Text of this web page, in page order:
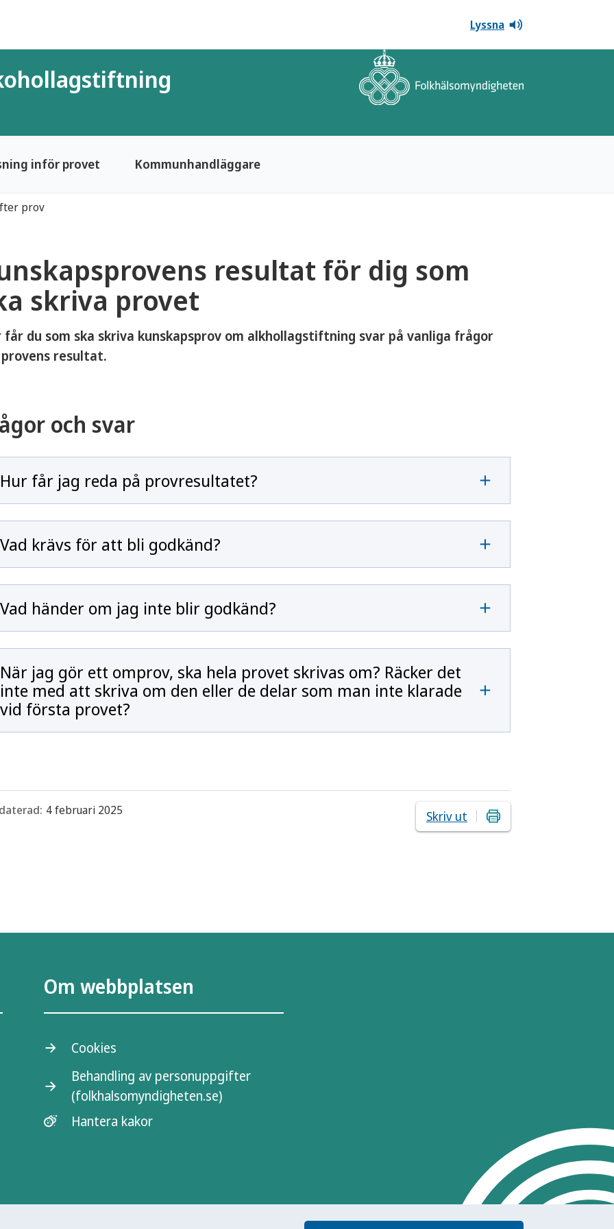
Lyssna
inför provet Kommunhandläggare
prov
resultat för dig som
skriva provet
får du som ska skriva kunskapsprov om alkhollagstiftning svar på vanliga frågor
resultat.
och svar
Hur får jag reda på provresultatet?
Vad krävs för att bli godkänd?
Vad händer om jag inte blir godkänd?
När jag gör ett omprov, ska hela provet skrivas om? Räcker det
inte med att skriva om den eller de delar som man inte klarade
vid första provet?
4 februari 2025 Skriv ut
Om webbplatsen
Cookies
Behandling av personuppgifter
(folkhalsomyndigheten.se)
Hantera kakor